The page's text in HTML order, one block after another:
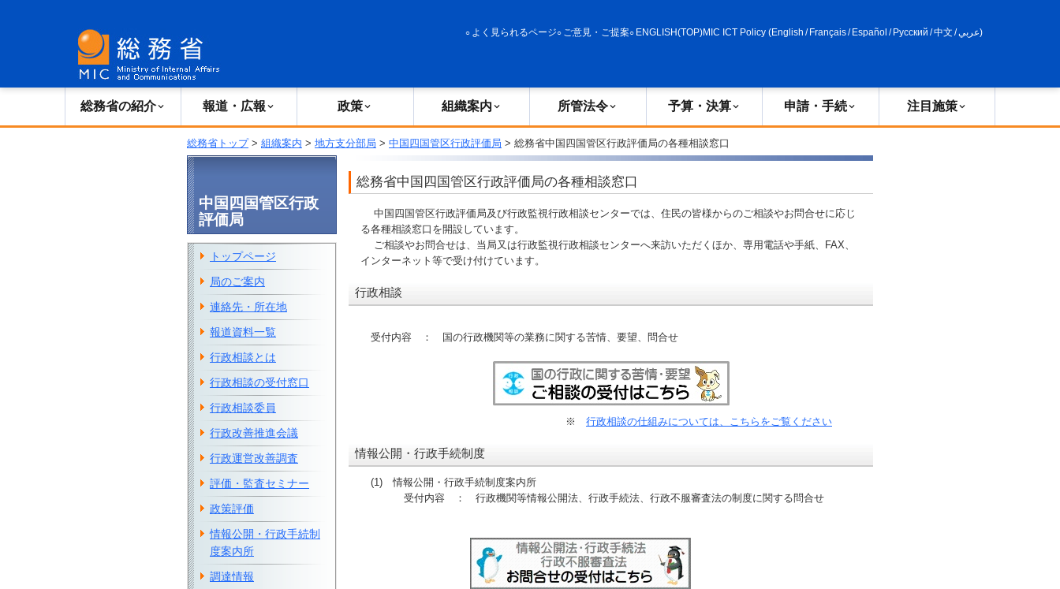
よく見られるページ ご意見・ご提案 ENGLISH(TOP)MIC ICT Policy (English / Français/ Español / Русский /中文 /عربي)
総務省の紹介 報道・広報 政策 組織案内 所管法令 予算・決算 申請・手続 注目施策
総務省トップ> 組織案内 > 地方支分部局 > 中国四国管区行政評価局 > 総務省中国四国管区行政評価局の各種相談窓口
総務省中国四国管区行政評価局の各種相談窓口
中国四国管区行政評価局及び行政監視行政相談センターでは、住民の皆様からのご相談やお問合せに応じ
る各種相談窓口を開設しています。
ご相談やお問合せは、当局又は行政監視行政相談センターへ来訪いただくほか、専用電話や手紙、FAX、
インターネット等で受け付けています。
行政相談
受付内容 ： 国の行政機関等の業務に関する苦情、要望、問合せ
※ 行政相談の仕組みについては、こちらをご覧ください
情報公開・行政手続制度
(1) 情報公開・行政手続制度案内所
受付内容 ： 行政機関等情報公開法、行政手続法、行政不服審査法の制度に関する問合せ
中国四国管区行政
評価局
トップページ
局のご案内
連絡先・所在地
報道資料一覧
行政相談とは
行政相談の受付窓口
行政相談委員
行政改善推進会議
行政運営改善調査
評価・監査セミナー
政策評価
情報公開・行政手続制
度案内所
調達情報